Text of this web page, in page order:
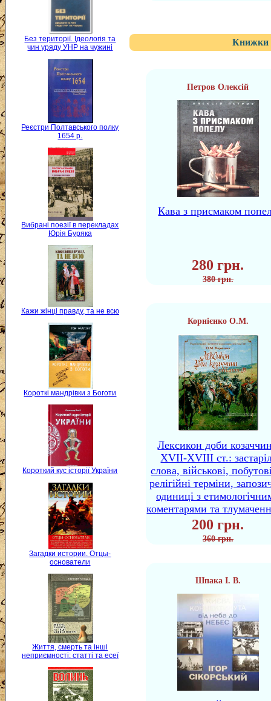
Без території. Ідеологія та
чин уряду УНР на чужині
Реєстри Полтавського полку
1654 р.
Вибрані поезії в перекладах
Юрія Буряка
Кажи жінці правду, та не всю
Короткі мандрівки з Боготи
Короткий кус історії України
Загадки истории. Отцы-
основатели
Життя, смерть та інші
неприємності: статті та есеї
Книжки
Петров Олексій
Кава з присмаком
280 грн.
380 грн.
Корнієнко О.М.
Лексикон доби
XVII-XVIII ст.:
слова, військові,
релігійні терміни,
одиниці з
коментарями та
200 грн.
360 грн.
Шпака І. В.